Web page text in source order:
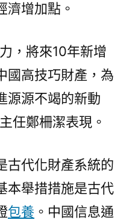
濟增加點。
將來10年新增
國高技巧財產，為
源源不竭的新動
任鄭柵潔表現。
代化財產系統的
本舉措措施是古代
包養 。中國信息通